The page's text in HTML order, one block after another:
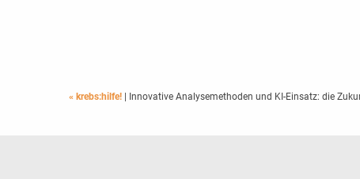
« krebs:hilfe! | Innovative Analysemethoden und KI-Einsatz: die